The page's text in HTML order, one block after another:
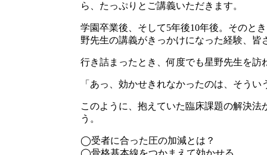
ら、たっぷりとご講義いただきます。
学園卒業後、そして5年後10年後。そのと
野先生の講義がきっかけになった経験、皆
行き詰まったとき、何度でも星野先生を訪
「あっ、効かせきれなかったのは、そうい
このように、抱えていた臨床課題の解決法
う。
◯受者に合った圧の加減とは？
◯骨格基本線をつかまえて効かせる